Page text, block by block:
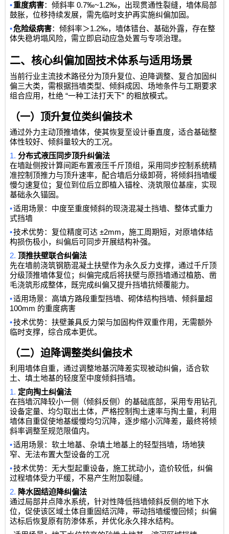
•重度病害：倾斜率 0.7‰~1.2‰，出现贯通性裂缝，墙体局部
鼓胀，位移持续发展，需先临时支护再实施纠偏加固。
•危险级病害：倾斜率＞1.2‰，墙体错台、基础外露，存在整
体失稳坍塌风险，需立即启动应急处置与专项治理。
二、核心纠偏加固技术体系与适用场景
当前行业主流技术路径分为顶升复位、迫降调整、复合加固纠
偏三大类，需根据挡墙类型、倾斜成因、场地条件与工期要求
组合应用，杜绝 “一种工法打天下” 的粗放模式。
（一）顶升复位类纠偏技术
通过外力主动顶推墙体，使其恢复至设计垂直度，适合基础整
体性较好、倾斜量较大的工况。
1.分布式液压同步顶升纠偏法
在墙趾侧按计算间距布置液压千斤顶组，采用同步控制系统精
准控制顶推力与顶升速率，配合墙后分级卸荷，将倾斜挡墙缓
慢匀速复位；复位到位后立即植入锚栓、浇筑限位基座，实现
基础永久锚固。
•适用场景：中度至重度倾斜的现浇混凝土挡墙、整体式重力
式挡墙
•技术优势：复位精度可达 ±2mm，施工周期短，对原墙体结
构损伤极小，纠偏后可同步开展结构补强。
2.顶推扶壁联合纠偏法
先在墙前浇筑钢筋混凝土扶壁作为永久反力支撑，通过千斤顶
分级顶推墙体复位；纠偏完成后将扶壁与原挡墙通过植筋、凿
毛浇筑形成整体，既完成纠偏又提升挡墙抗倾覆能力。
•适用场景：高填方路段重型挡墙、砌体结构挡墙、倾斜量超
100mm 的重度病害
•技术优势：扶壁兼具反力架与加固构件双重作用，无需额外
临时支撑，综合成本更优。
（二）迫降调整类纠偏技术
利用墙体自重，通过调整地基沉降差实现被动纠偏，适合软
土、填土地基的轻度至中度倾斜挡墙。
1. 定向掏土纠偏法
在挡墙沉降较小一侧（倾斜反侧）的基础底部，采用专用钻孔
设备定量、均匀取出土体，严格控制掏土速率与掏土量，利用
墙体自重促使地基缓慢均匀沉降，逐步缩小沉降差，最终将倾
斜率调整至规范限值内。
•适用场景：软土地基、杂填土地基上的轻型挡墙，场地狭
窄、无法布置大型设备的工况
•技术优势：无大型起重设备，施工扰动小，造价较低，纠偏
过程墙体受力平缓，不易产生附加裂缝。
2. 降水固结迫降纠偏法
通过局部井点降水系统，针对性降低挡墙倾斜反侧的地下水
位，促使该区域土体自重固结沉降，带动挡墙缓慢回倾；纠偏
达标后恢复原有防渗体系，并优化永久排水结构。